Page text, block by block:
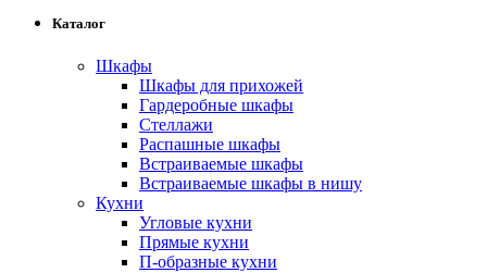
Каталог
Шкафы
Шкафы для прихожей
Гардеробные шкафы
Стеллажи
Распашные шкафы
Встраиваемые шкафы
Встраиваемые шкафы в нишу
Кухни
Угловые кухни
Прямые кухни
П-образные кухни